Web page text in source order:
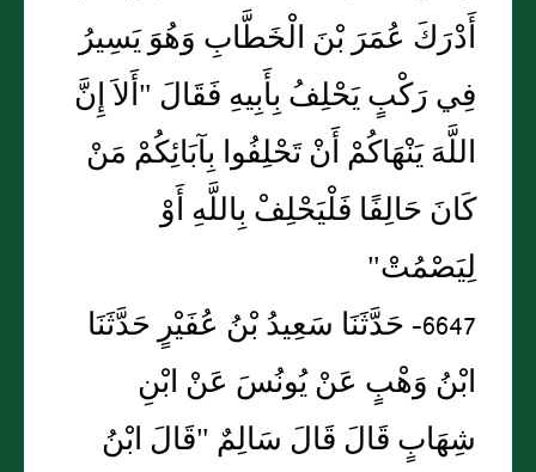
أَدْرَكَ عُمَرَ بْنَ الْخَطَّابِ وَهُوَ يَسِيرُ
فِي رَكْبٍ يَحْلِفُ بِأَبِيهِ فَقَالَ "أَلاَ إِنَّ
اللَّهَ يَنْهَاكُمْ أَنْ تَحْلِفُوا بِآبَائِكُمْ مَنْ
كَانَ حَالِفًا فَلْيَحْلِفْ بِاللَّهِ أَوْ
لِيَصْمُتْ"
6647- حَدَّثَنَا سَعِيدُ بْنُ عُفَيْرٍ حَدَّثَنَا
ابْنُ وَهْبٍ عَنْ يُونُسَ عَنْ ابْنِ
شِهَابٍ قَالَ قَالَ سَالِمٌ "قَالَ ابْنُ